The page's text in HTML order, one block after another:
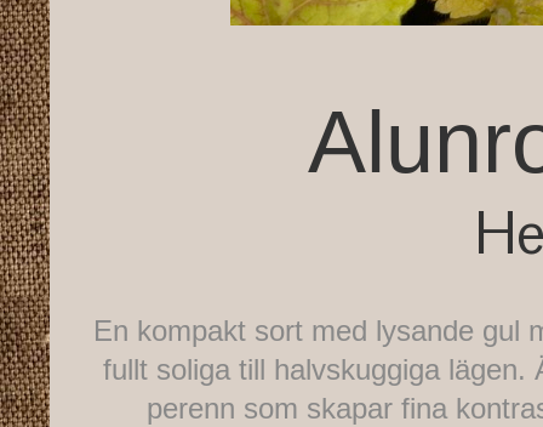
En kompakt sort med lysande gul
fullt soliga till halvskuggiga
perenn som skapar fina